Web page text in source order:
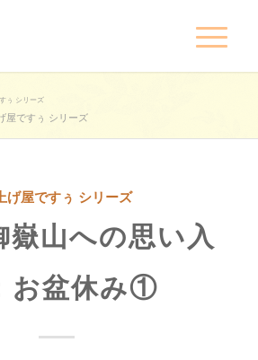
ぅ シリーズ
屋ですぅ シリーズ
げ屋ですぅ シリーズ
嶽山への思い入
お盆休み①